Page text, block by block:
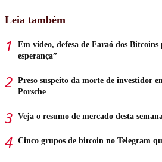
Leia também
Em vídeo, defesa de Faraó dos Bitcoins
esperança”
Preso suspeito da morte de investidor
Porsche
Veja o resumo de mercado desta
Cinco grupos de bitcoin no Telegram